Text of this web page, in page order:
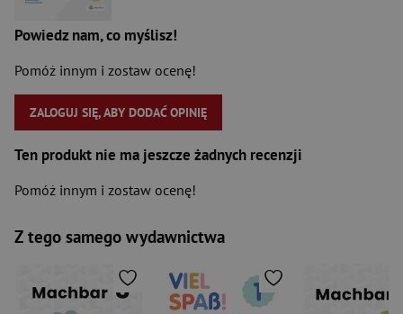
Powiedz nam, co myślisz!
Pomóż innym i zostaw ocenę!
ZALOGUJ SIĘ, ABY DODAĆ OPINIĘ
Ten produkt nie ma jeszcze żadnych recenzji
Pomóż innym i zostaw ocenę!
Z tego samego wydawnictwa